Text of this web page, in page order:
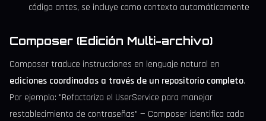
código antes, se incluye como contexto automáticamente
Composer (Edición Multi-archivo)
Composer traduce instrucciones en lenguaje natural en
ediciones coordinadas a través de un repositorio completo.
Por ejemplo: "Refactoriza el UserService para manejar
restablecimiento de contraseñas" — Composer identifica cada